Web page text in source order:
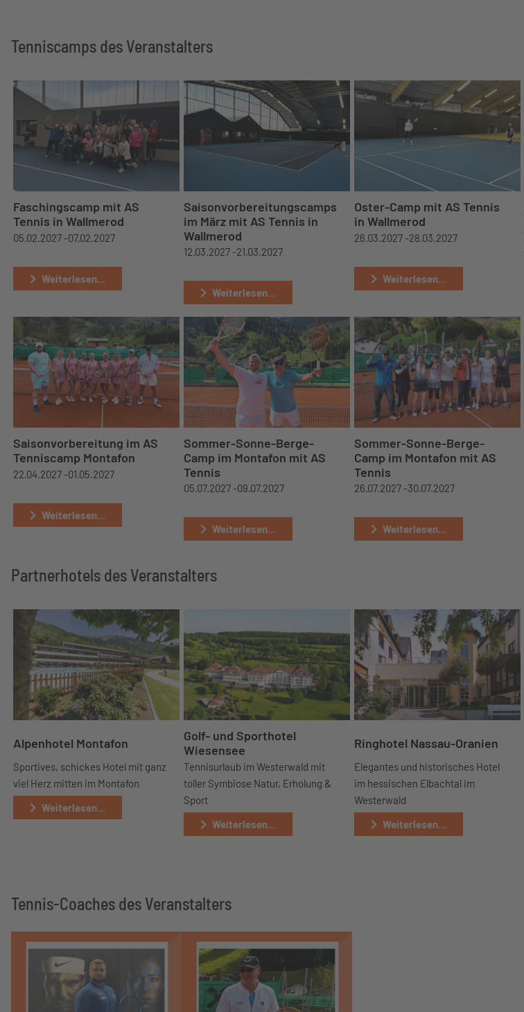
Tenniscamps des Veranstalters
Faschingscamp mit AS
Tennis in Wallmerod
05.02.2027 -07.02.2027
Weiterlesen...
Saisonvorbereitungscamps
im März mit AS Tennis in
Wallmerod
12.03.2027 -21.03.2027
Weiterlesen...
Oster-Camp mit AS Tennis
in Wallmerod
26.03.2027 -28.03.2027
Weiterlesen...
Saisonvorbereitung im AS
Tenniscamp Montafon
22.04.2027 -01.05.2027
Weiterlesen...
Sommer-Sonne-Berge-
Camp im Montafon mit AS
Tennis
05.07.2027 -09.07.2027
Weiterlesen...
Sommer-Sonne-Berge-
Camp im Montafon mit AS
Tennis
26.07.2027 -30.07.2027
Weiterlesen...
Partnerhotels des Veranstalters
Alpenhotel Montafon
Sportives, schickes Hotel mit ganz
viel Herz mitten im Montafon
Weiterlesen...
Golf- und Sporthotel
Wiesensee
Tennisurlaub im Westerwald mit
toller Symbiose Natur, Erholung &
Sport
Weiterlesen...
Ringhotel Nassau-Oranien
Elegantes und historisches Hotel
im hessischen Elbachtal im
Westerwald
Weiterlesen...
Tennis-Coaches des Veranstalters